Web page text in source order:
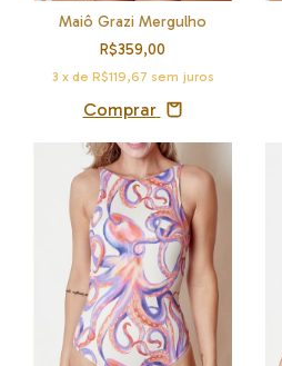
Maiô Grazi Mergulho
R$359,00
3 x de R$119,67 sem juros
Comprar